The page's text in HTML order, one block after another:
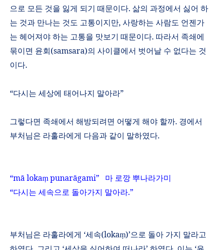
으로 모든 것을 잃게 되기 때문이다. 삶의 과정에서 싫어 하
는 것과 만나는 것도 고통이지만, 사랑하는 사람도 언젠가
는 헤어져야 하는 고통을 맛보기 때문이다. 따라서 족쇄에
묶이면 윤회(samsara)의 사이클에서 벗어날 수 없다는 것
이다.
“다시는 세상에 태어나지 말아라”
그렇다면 족쇄에서 해방되려면 어떻게 해야 할까. 경에서
부처님은 라훌라에게 다음과 같이 말하였다.
“mālokaṃ punarāgami” 마 로깡 뿌나라가미
“다시는 세속으로 돌아가지 말아라.”
부처님은 라훌라에게 ‘세속(lokaṃ)’으로 돌아 가지 말라고